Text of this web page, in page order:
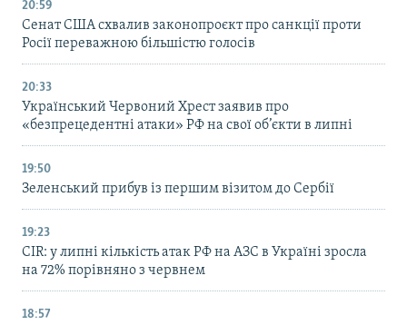
20:59
Cенат США схвалив законопроєкт про санкції проти
Росії переважною більшістю голосів
20:33
Український Червоний Хрест заявив про
«безпрецедентні атаки» РФ на свої об’єкти в липні
19:50
Зеленський прибув із першим візитом до Сербії
19:23
CIR: у липні кількість атак РФ на АЗС в Україні зросла
на 72% порівняно з червнем
18:57